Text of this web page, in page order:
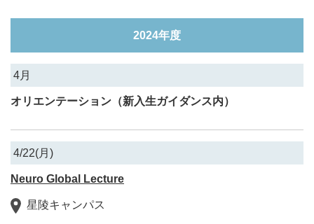
2024年度
4月
オリエンテーション（新入生ガイダンス内）
4/22(月)
Neuro Global Lecture
星陵キャンパス